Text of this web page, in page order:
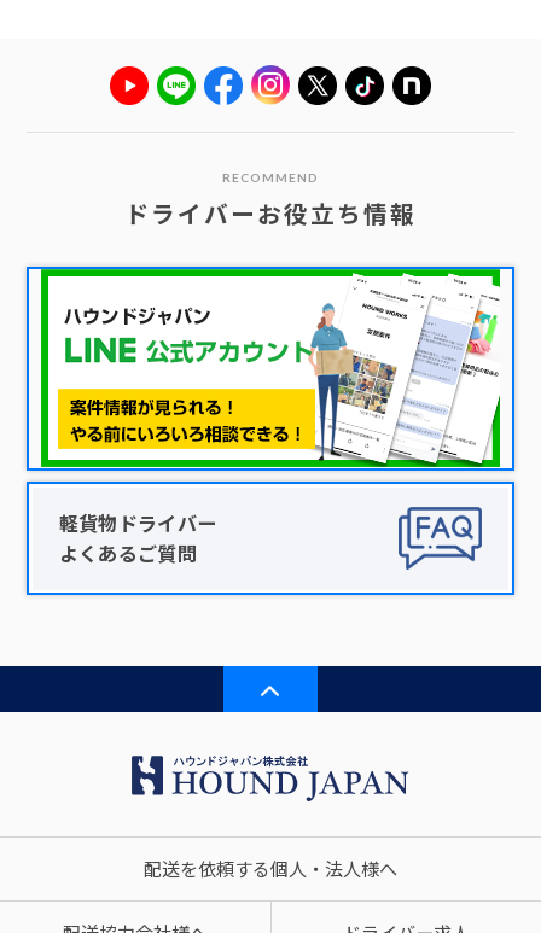
RECOMMEND
ドライバーお役立ち情報
軽貨物ドライバー
よくあるご質問
配送を依頼する個人・法人様へ